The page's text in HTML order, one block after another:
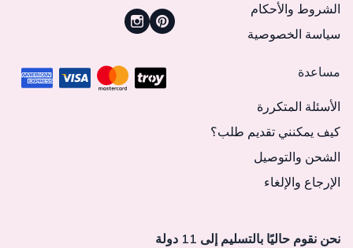
الشروط والأحكام
سياسة الخصوصية
مساعدة
الأسئلة المتكررة
كيف يمكنني تقديم طلب؟
الشحن والتوصيل
الإرجاع والإلغاء
نحن نقوم حاليًا بالتسليم إلى 11 دولة